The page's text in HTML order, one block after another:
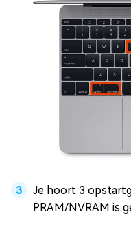
Je hoort 3
PRAM/NVRAM is